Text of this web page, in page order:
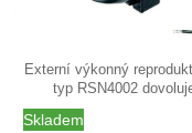
Externí výkonný
typ RSN4002
Skladem